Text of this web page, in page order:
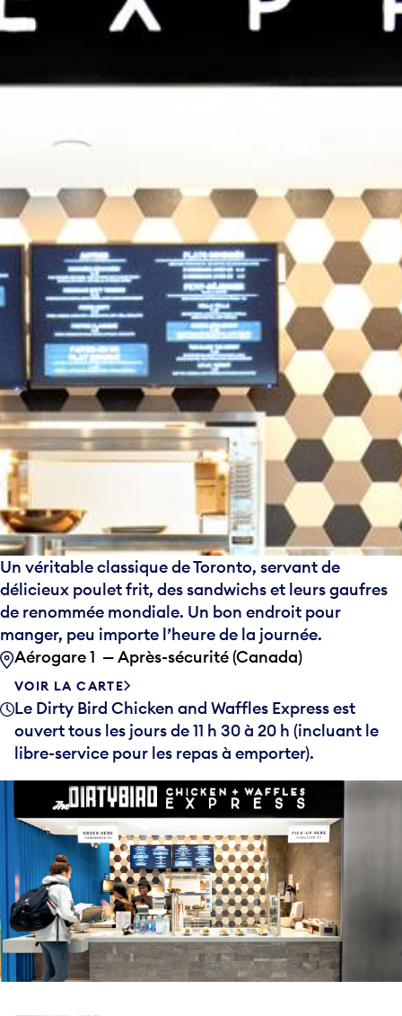
Un véritable classique de Toronto, servant de
délicieux poulet frit, des sandwichs et leurs gaufres
de renommée mondiale. Un bon endroit pour
manger, peu importe l’heure de la journée.
Aérogare 1 — Après-sécurité (Canada)
VOIR LA CARTE
Le Dirty Bird Chicken and Waffles Express est
ouvert tous les jours de 11 h 30 à 20 h (incluant le
libre-service pour les repas à emporter).